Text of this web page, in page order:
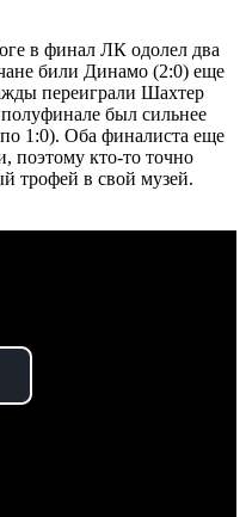
в финал ЛК одолел два
били Динамо (2:0) еще
переиграли Шахтер
был сильнее
1:0). Оба финалиста еще
поэтому кто-то точно
трофей в свой музей.